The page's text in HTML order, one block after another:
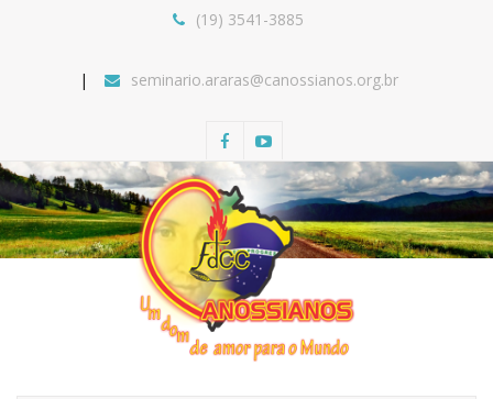
(19) 3541-3885
seminario.araras@canossianos.org.br